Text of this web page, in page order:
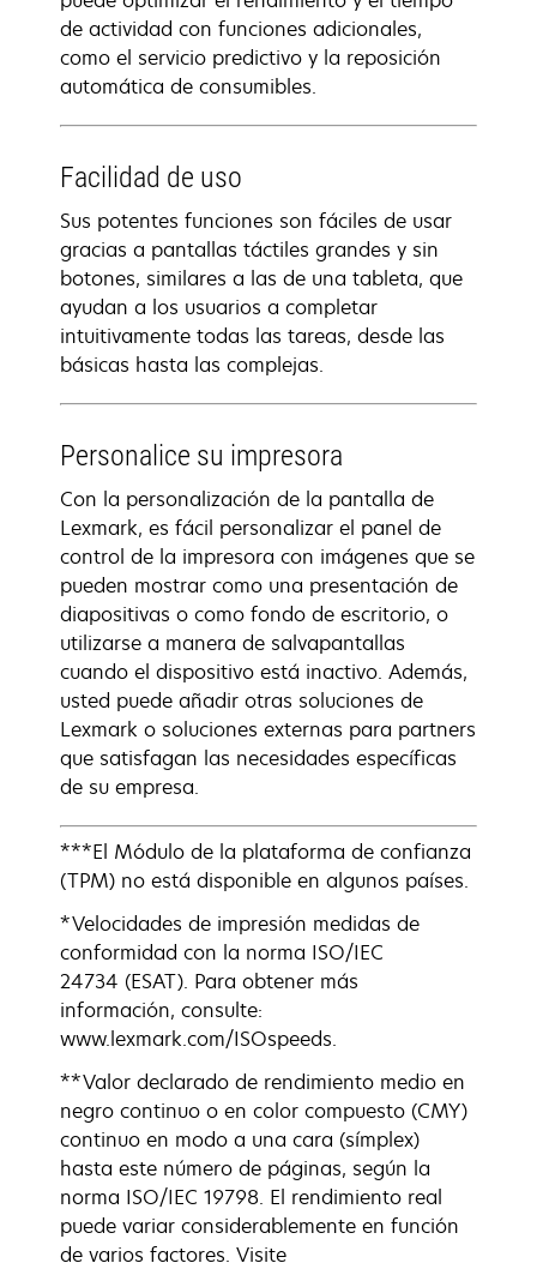
de actividad con funciones adicionales,
como el servicio predictivo y la reposición
automática de consumibles.
Facilidad de uso
Sus potentes funciones son fáciles de usar
gracias a pantallas táctiles grandes y sin
botones, similares a las de una tableta, que
ayudan a los usuarios a completar
intuitivamente todas las tareas, desde las
básicas hasta las complejas.
Personalice su impresora
Con la personalización de la pantalla de
Lexmark, es fácil personalizar el panel de
control de la impresora con imágenes que se
pueden mostrar como una presentación de
diapositivas o como fondo de escritorio, o
utilizarse a manera de salvapantallas
cuando el dispositivo está inactivo. Además,
usted puede añadir otras soluciones de
Lexmark o soluciones externas para partners
que satisfagan las necesidades específicas
de su empresa.
***El Módulo de la plataforma de confianza
(TPM) no está disponible en algunos países.
*Velocidades de impresión medidas de
conformidad con la norma ISO/IEC
24734 (ESAT). Para obtener más
información, consulte:
www.lexmark.com/ISOspeeds.
**Valor declarado de rendimiento medio en
negro continuo o en color compuesto (CMY)
continuo en modo a una cara (símplex)
hasta este número de páginas, según la
norma ISO/IEC 19798. El rendimiento real
puede variar considerablemente en función
de varios factores. Visite